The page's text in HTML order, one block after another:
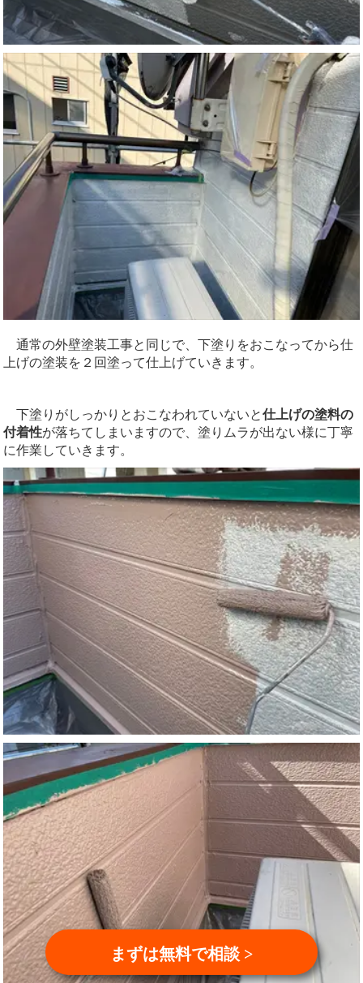
通常の外壁塗装工事と同じで、下塗りをおこなってから仕
上げの塗装を２回塗って仕上げていきます。
下塗りがしっかりとおこなわれていないと仕上げの塗料の
付着性が落ちてしまいますので、塗りムラが出ない様に丁寧
に作業していきます。
まずは無料で相談 >